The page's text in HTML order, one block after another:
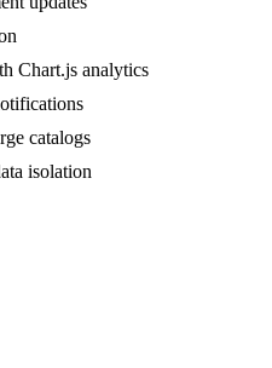
Chart.js analytics
catalogs
isolation